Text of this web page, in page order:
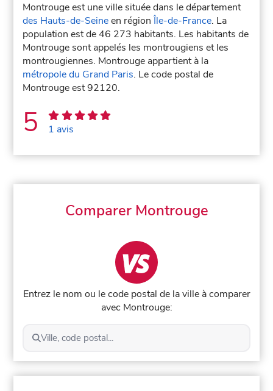
Montrouge est une ville située dans le département
des Hauts-de-Seineen régionÎle-de-France. La
population est de 46 273 habitants. Les habitants de
Montrouge sont appelés les montrougiens et les
montrougiennes. Montrouge appartient à la
métropole du Grand Paris. Le code postal de
Montrouge est 92120.
5 1 avis
Comparer Montrouge
Entrez le nom ou le code postal de la ville à comparer
avec Montrouge:
Ville, code postal...